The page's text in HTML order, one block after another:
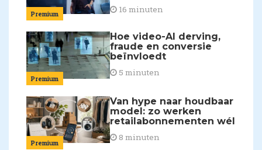
Premium 16 minuten
Premium
Hoe video-AI derving,
fraude en conversie
beïnvloedt
5 minuten
Premium
Van hype naar houdbaar
model: zo werken
retailabonnementen wél
8 minuten